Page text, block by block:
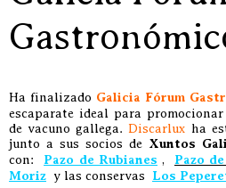
Ha finalizado Galicia Fórum
escaparate ideal para
de vacuno gallega. Discarlux ha
junto a sus socios de Xuntos
con: Pazo de Rubianes , Pazo
Moriz y las conservas Los